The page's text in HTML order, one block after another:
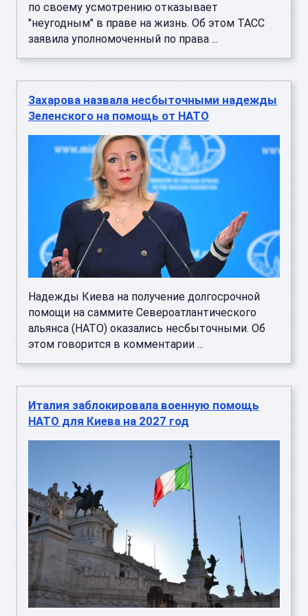
по своему усмотрению отказывает
"неугодным" в праве на жизнь. Об этом ТАСС
заявила уполномоченный по права ...
Захарова назвала несбыточными надежды
Зеленского на помощь от НАТО
Надежды Киева на получение долгосрочной
помощи на саммите Североатлантического
альянса (НАТО) оказались несбыточными. Об
этом говорится в комментарии ...
Италия заблокировала военную помощь
НАТО для Киева на 2027 год